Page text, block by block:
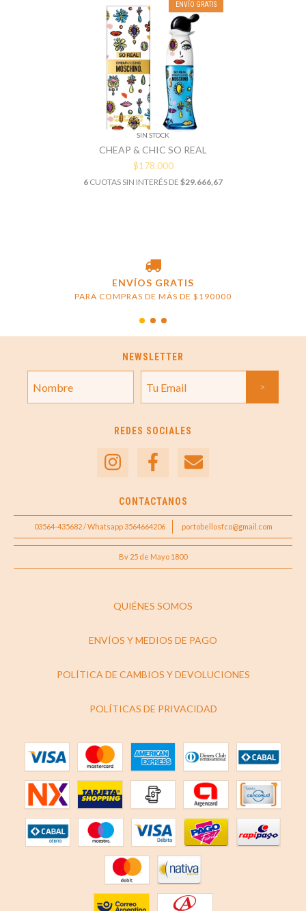
ENVÍO GRATIS
SIN STOCK
CHEAP & CHIC SO REAL
$178.000
6 CUOTAS SIN INTERÉS DE $29.666,67
ENVÍOS GRATIS
PARA COMPRAS DE MÁS DE $190000
NEWSLETTER
REDES SOCIALES
CONTACTANOS
03564-435682 / Whatsapp 3564664206 portobellosfco@gmail.com
Bv 25 de Mayo 1800
QUIÉNES SOMOS
ENVÍOS Y MEDIOS DE PAGO
POLÍTICA DE CAMBIOS Y DEVOLUCIONES
POLÍTICAS DE PRIVACIDAD